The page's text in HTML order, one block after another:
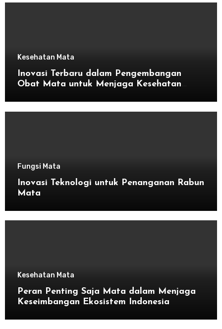
Kesehatan Mata
Inovasi Terbaru dalam Pengembangan
Obat Mata untuk Menjaga Kesehatan
Fungsi Mata
Inovasi Teknologi untuk Penanganan Rabun
Mata
Kesehatan Mata
Peran Penting Saja Mata dalam Menjaga
Keseimbangan Ekosistem Indonesia